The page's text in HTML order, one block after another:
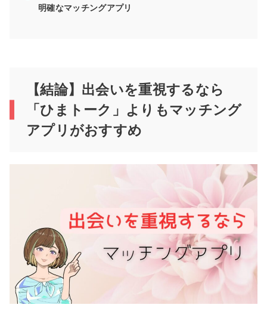
明確なマッチングアプリ
【結論】出会いを重視するなら
「ひまトーク」よりもマッチング
アプリがおすすめ